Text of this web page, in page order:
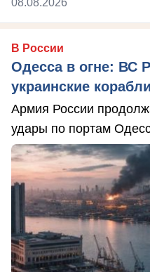
В России
Одесса в огне: ВС
украинские
Армия России
удары по портам